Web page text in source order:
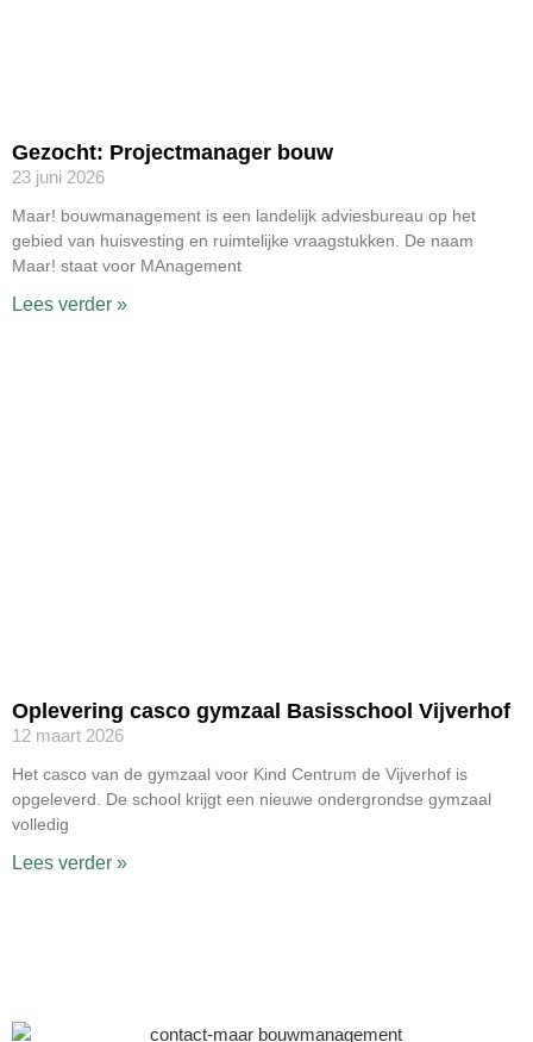
Gezocht: Projectmanager bouw
23 juni 2026
Maar! bouwmanagement is een landelijk adviesbureau op het
gebied van huisvesting en ruimtelijke vraagstukken. De naam
Maar! staat voor MAnagement
Lees verder »
Oplevering casco gymzaal Basisschool Vijverhof
12 maart 2026
Het casco van de gymzaal voor Kind Centrum de Vijverhof is
opgeleverd. De school krijgt een nieuwe ondergrondse gymzaal
volledig
Lees verder »